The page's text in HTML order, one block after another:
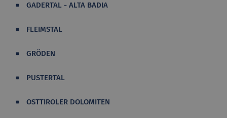
GADERTAL - ALTA BADIA
FLEIMSTAL
GRÖDEN
PUSTERTAL
OSTTIROLER DOLOMITEN